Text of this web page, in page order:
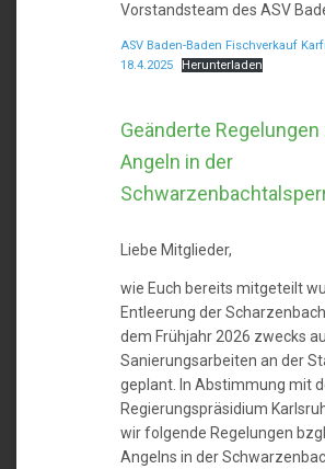
Vorstandsteam des ASV
ASV Baden-Baden Fischverkauf
18.4.2025
Herunterladen
Geänderte
Angeln in der
Liebe Mitglieder,
wie Euch bereits mitgeteilt
Entleerung der
dem Frühjahr 2026 zwecks
Sanierungsarbeiten an der
geplant. In Abstimmung mit
Regierungspräsidium
wir folgende Regelungen
Angelns in der